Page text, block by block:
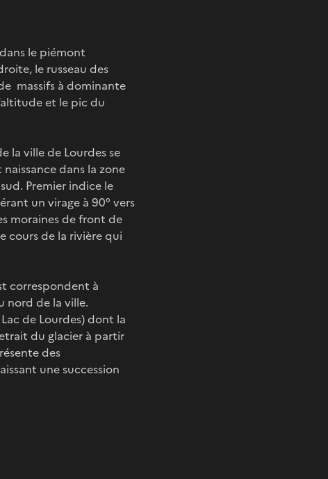
le piémont
le russeau des
massifs à dominante
et le pic du
la ville de Lourdes se
dans la zone
Premier indice le
un virage à 90° vers
moraines de front de
cours de la rivière qui
correspondent à
nord de la ville.
de Lourdes) dont la
du glacier à partir
des
une succession